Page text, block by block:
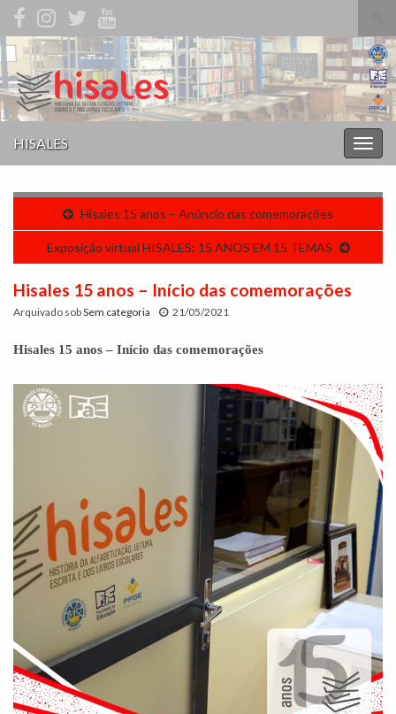
de
Search for:
HISALES
Hisales 15 anos – Anúncio das comemorações
Exposição virtual HISALES: 15 ANOS EM 15 TEMAS
Hisales 15 anos – Início das comemorações
Arquivado sobSem categoria 21/05/2021
Hisales 15 anos – Início das comemorações